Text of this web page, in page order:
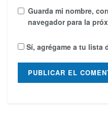
Guarda mi nombre,
navegador para la
Sí, agrégame a tu lista